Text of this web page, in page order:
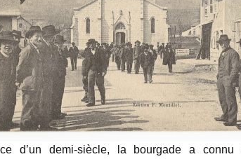
d’un demi-siècle, la bourgade a connu